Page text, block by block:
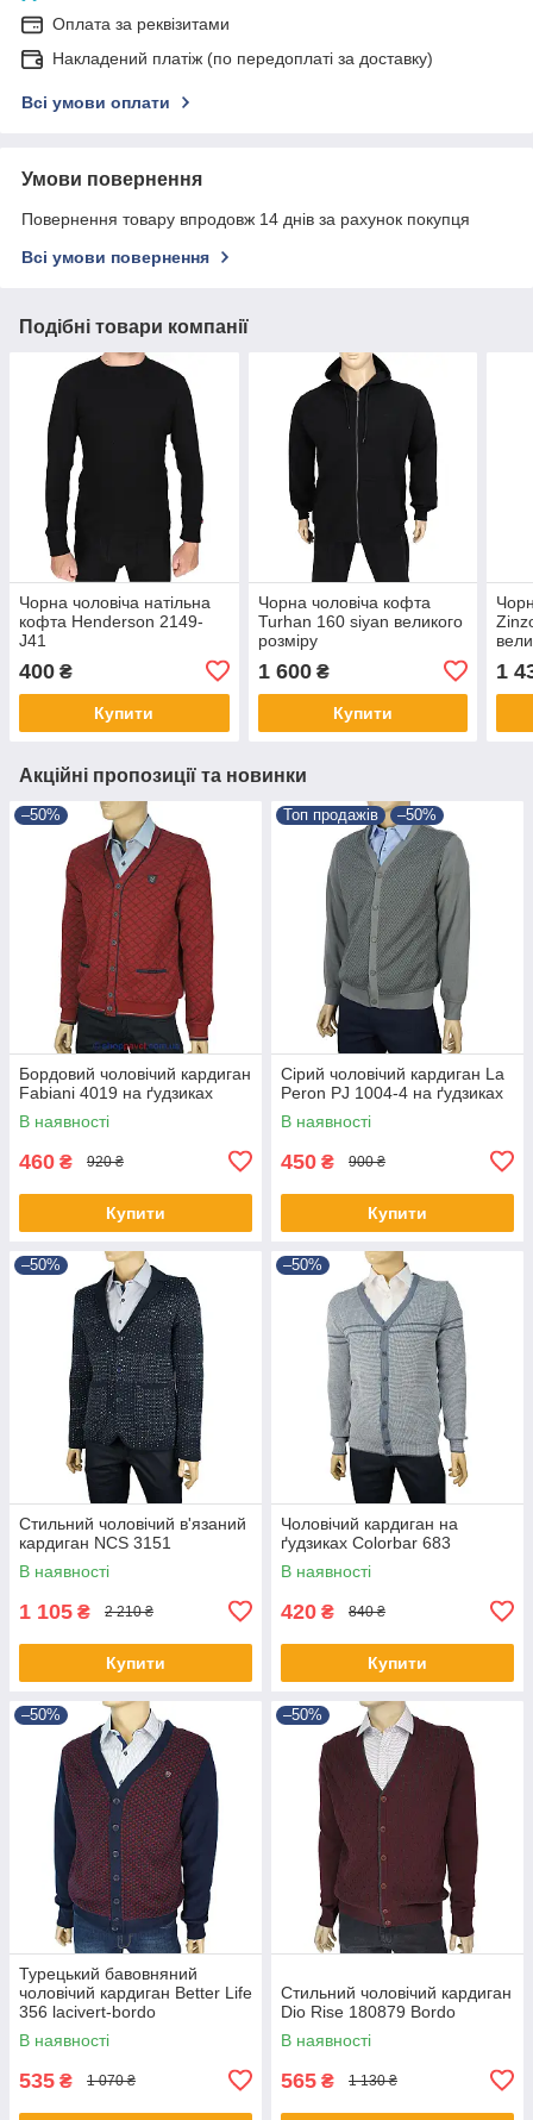
Оплата за реквізитами
Накладений платіж (по передоплаті за доставку)
Всі умови оплати
Умови повернення
Повернення товару впродовж 14 днів за рахунок покупця
Всі умови повернення
Подібні товари компанії
Чорна чоловіча натільна
кофта Henderson 2149-
J41
400 ₴
Купити
Чорна чоловіча кофта
Turhan 160 siyan великого
розміру
1 600₴
Купити
1
Акційні пропозиції та новинки
–50%
Бордовий чоловічий кардиган
Fabiani 4019 на ґудзиках
В наявності
460 ₴ 920 ₴
Купити
Топ продажів –50%
Сірий чоловічий кардиган La
Peron PJ 1004-4 на ґудзиках
В наявності
450 ₴ 900 ₴
Купити
–50%
Стильний чоловічий в'язаний
кардиган NCS 3151
В наявності
1 105 ₴ 2 210 ₴
Купити
–50%
Чоловічий кардиган на
ґудзиках Colorbar 683
В наявності
420 ₴ 840 ₴
Купити
–50%
Турецький бавовняний
чоловічий кардиган Better Life
356 lacivert-bordo
В наявності
535 ₴ 1 070 ₴
–50%
Стильний чоловічий кардиган
Dio Rise 180879 Bordo
В наявності
565 ₴ 1 130 ₴